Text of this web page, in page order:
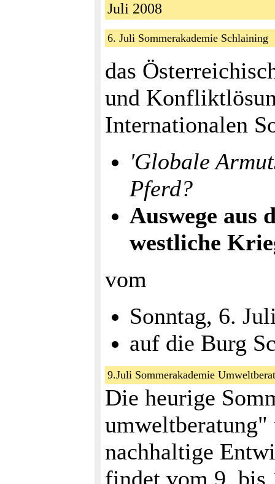
Juli 2008
6. Juli Sommerakademie Schlaining
das
und
Internationalen
'Globale
Pferd?
Auswege aus
westliche
vom
Sonntag, 6.
auf die Burg
9.Juli Sommerakademie
Die heurige
nachhaltige
findet vom 9. bis